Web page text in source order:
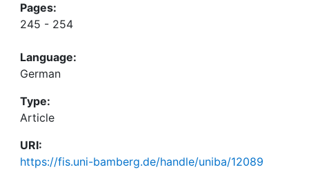
Pages:
245 - 254
Language:
German
Type:
Article
URI:
https://fis.uni-bamberg.de/handle/uniba/12089